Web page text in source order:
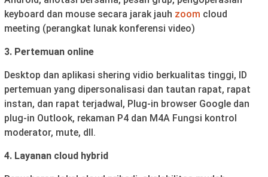
keyboard dan mouse secara jarak jauh zoom cloud
meeting (perangkat lunak konferensi video)
3. Pertemuan online
Desktop dan aplikasi shering vidio berkualitas tinggi, ID
pertemuan yang dipersonalisasi dan tautan rapat, rapat
instan, dan rapat terjadwal, Plug-in browser Google dan
plug-in Outlook, rekaman P4 dan M4A Fungsi kontrol
moderator, mute, dll.
4. Layanan cloud hybrid